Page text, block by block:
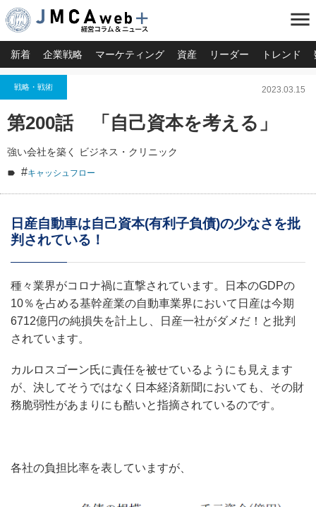
menu
新着 企業戦略 マーケティング 資産 リーダー トレンド
戦略・戦術 2023.03.15
第200話 「自己資本を考える」
強い会社を築く ビジネス・クリニック
#キャッシュフロー
日産自動車は自己資本(有利子負債)の少なさを批
判されている！
種々業界がコロナ禍に直撃されています。日本のGDPの
10％を占める基幹産業の自動車業界において日産は今期
6712億円の純損失を計上し、日産一社がダメだ！と批判
されています。
カルロスゴーン氏に責任を被せているようにも見えます
が、決してそうではなく日本経済新聞においても、その財
務脆弱性があまりにも酷いと指摘されているのです。
各社の負担比率を表していますが、